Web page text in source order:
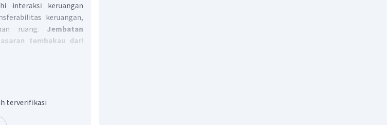
interaksi keruangan
keruangan,
ruang. Jembatan
tembakau dari
dari Madura ke
terverifikasi